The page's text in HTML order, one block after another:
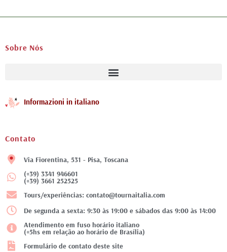
Sobre Nós
Informazioni in italiano
Contato
Via Fiorentina, 531 - Pisa, Toscana
(+39) 3341 946601
(+39) 3661 252525
Tours/experiências: contato@tournaitalia.com
De segunda a sexta: 9:30 às 19:00 e sábados das 9:00 às 14:00
Atendimento em fuso horário italiano
(+5hs em relação ao horário de Brasília)
Formulário de contato deste site